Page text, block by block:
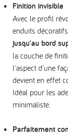
Finition invisible
Avec le profil
enduits
jusqu'au bord
la couche de
l'aspect d'une
devient en effet
Idéal pour les
minimaliste.
Parfaitement